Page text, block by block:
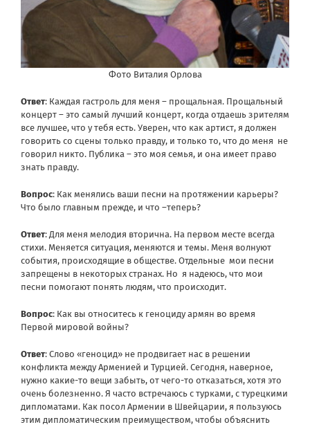
Фото Виталия Орлова
Ответ: Каждая гастроль для меня – прощальная. Прощальный
концерт – это самый лучший концерт, когда отдаешь зрителям
все лучшее, что у тебя есть. Уверен, что как артист, я должен
говорить со сцены только правду, и только то, что до меня не
говорил никто. Публика – это моя семья, и она имеет право
знать правду.
Вопрос: Как менялись ваши песни на протяжении карьеры?
Что было главным прежде, и что –теперь?
Ответ: Для меня мелодия вторична. На первом месте всегда
стихи. Меняется ситуация, меняются и темы. Меня волнуют
события, происходящие в обществе. Отдельные мои песни
запрещены в некоторых странах. Но я надеюсь, что мои
песни помогают понять людям, что происходит.
Вопрос: Как вы относитесь к геноциду армян во время
Первой мировой войны?
Ответ: Слово «геноцид» не продвигает нас в решении
конфликта между Арменией и Турцией. Сегодня, наверное,
нужно какие-то вещи забыть, от чего-то отказаться, хотя это
очень болезненно. Я часто встречаюсь с турками, с турецкими
дипломатами. Как посол Армении в Швейцарии, я пользуюсь
этим дипломатическим преимуществом, чтобы объяснить